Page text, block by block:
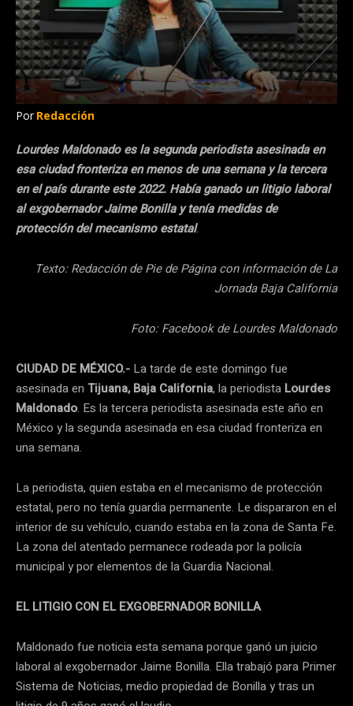
Por Redacción
Lourdes Maldonado es la segunda periodista asesinada en
esa ciudad fronteriza en menos de una semana y la tercera
en el país durante este 2022. Había ganado un litigio laboral
al exgobernador Jaime Bonilla y tenía medidas de
protección del mecanismo estatal.
Texto: Redacción de Pie de Página con información de La
Jornada Baja California
Foto: Facebook de Lourdes Maldonado
CIUDAD DE MÉXICO.- La tarde de este domingo fue
asesinada en Tijuana, Baja California, la periodista Lourdes
Maldonado. Es la tercera periodista asesinada este año en
México y la segunda asesinada en esa ciudad fronteriza en
una semana.
La periodista, quien estaba en el mecanismo de protección
estatal, pero no tenía guardia permanente. Le dispararon en el
interior de su vehículo, cuando estaba en la zona de Santa Fe.
La zona del atentado permanece rodeada por la policía
municipal y por elementos de la Guardia Nacional.
EL LITIGIO CON EL EXGOBERNADOR BONILLA
Maldonado fue noticia esta semana porque ganó un juicio
laboral al exgobernador Jaime Bonilla. Ella trabajó para Primer
Sistema de Noticias, medio propiedad de Bonilla y tras un